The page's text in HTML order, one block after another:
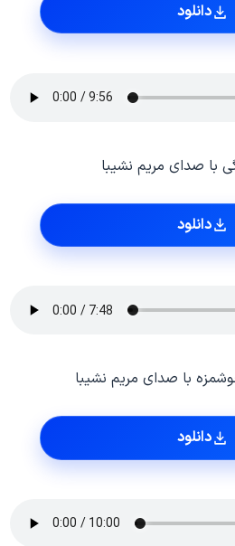
دانلود
با صدای مریم نشیبا
دانلود
با صدای مریم نشیبا
دانلود